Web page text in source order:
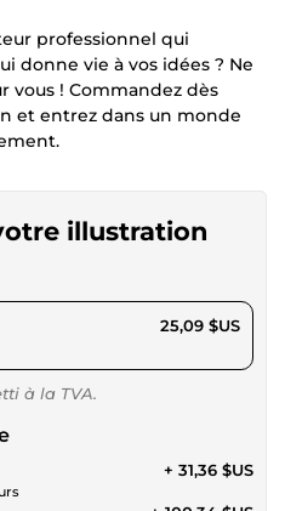
professionnel qui
donne vie à vos idées ? Ne
vous ! Commandez dès
et entrez dans un monde
illustration
$US 25,09 $US
à la TVA.
+ 31,36 $US